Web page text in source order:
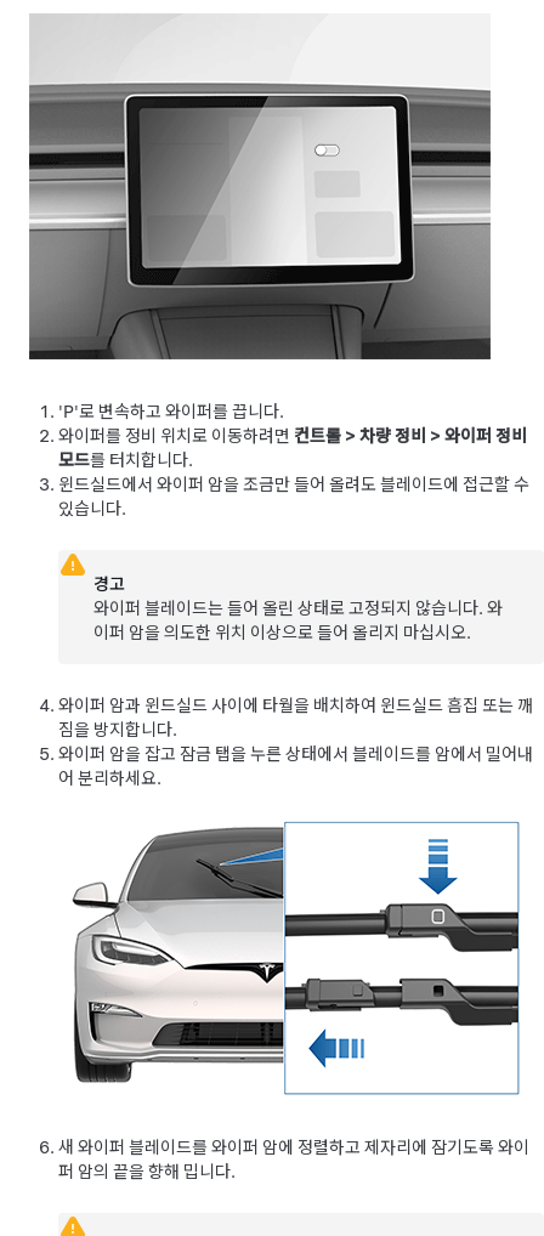
'P'로 변속하고 와이퍼를 끕니다.
와이퍼를 정비 위치로 이동하려면 컨트롤 > 차량 정비 > 와이퍼 정비
모드를 터치합니다.
윈드실드에서 와이퍼 암을 조금만 들어 올려도 블레이드에 접근할 수
있습니다.
경고
와이퍼 블레이드는 들어 올린 상태로 고정되지 않습니다. 와
이퍼 암을 의도한 위치 이상으로 들어 올리지 마십시오.
와이퍼 암과 윈드실드 사이에 타월을 배치하여 윈드실드 흠집 또는 깨
짐을 방지합니다.
와이퍼 암을 잡고 잠금 탭을 누른 상태에서 블레이드를 암에서 밀어내
어 분리하세요.
새 와이퍼 블레이드를 와이퍼 암에 정렬하고 제자리에 잠기도록 와이
퍼 암의 끝을 향해 밉니다.